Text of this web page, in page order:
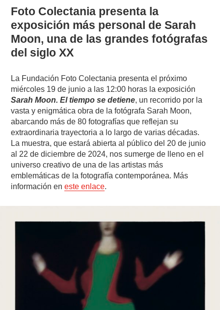
Foto Colectania presenta la
exposición más personal de Sarah
Moon, una de las grandes fotógrafas
del siglo XX
La Fundación Foto Colectania presenta el próximo
miércoles 19 de junio a las 12:00 horas la exposición
Sarah Moon. El tiempo se detiene, un recorrido por la
vasta y enigmática obra de la fotógrafa Sarah Moon,
abarcando más de 80 fotografías que reflejan su
extraordinaria trayectoria a lo largo de varias décadas.
La muestra, que estará abierta al público del 20 de junio
al 22 de diciembre de 2024, nos sumerge de lleno en el
universo creativo de una de las artistas más
emblemáticas de la fotografía contemporánea. Más
información eneste enlace.